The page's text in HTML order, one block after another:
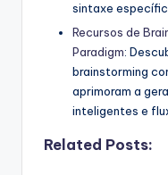
sintaxe
Recursos de
Paradigm:
brainstorming
aprimoram a
inteligentes e
Related Posts: